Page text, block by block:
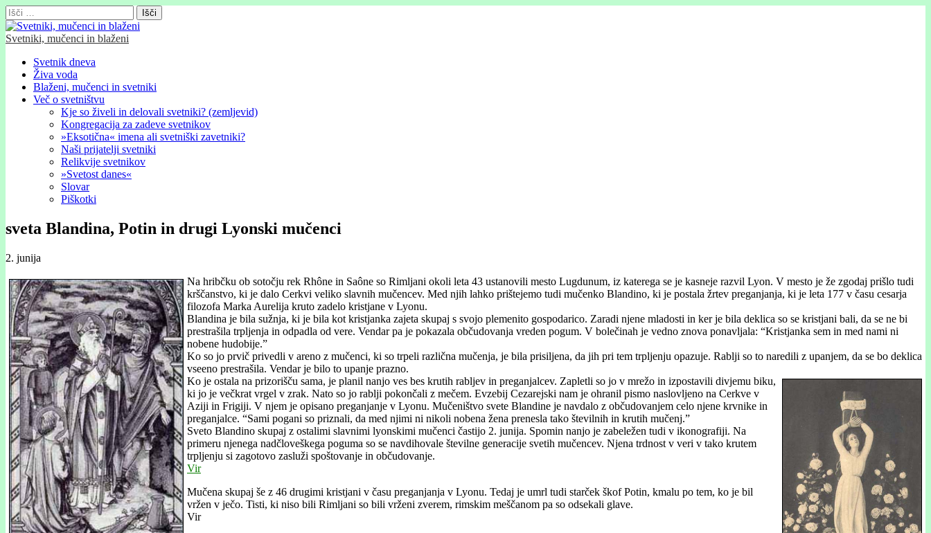
Išči:
Svetniki, mučenci in blaženi
Glavni
meni
Skip
content
Svetnik dneva
Živa voda
Blaženi, mučenci in svetniki
Več o svetništvu
Kje so živeli in delovali svetniki? (zemljevid)
Kongregacija za zadeve svetnikov
»Eksotična« imena ali svetniški zavetniki?
Naši prijatelji svetniki
Relikvije svetnikov
»Svetost danes«
Slovar
Piškotki
sveta Blandina, Potin in drugi Lyonski mučenci
2. junija
Na hribčku ob sotočju rek Rhône in Saône so Rimljani okoli leta 43 ustanovili mesto Lugdunum, iz katerega se je kasneje razvil Lyon. V mesto je že zgodaj prišlo tudi
krščanstvo, ki je dalo Cerkvi veliko slavnih mučencev. Med njih lahko prištejemo tudi mučenko Blandino, ki je postala žrtev preganjanja, ki je leta 177 v času cesarja
filozofa Marka Aurelija kruto zadelo kristjane v Lyonu.
Blandina je bila sužnja, ki je bila kot kristjanka zajeta skupaj s svojo plemenito gospodarico. Zaradi njene mladosti in ker je bila deklica so se kristjani bali, da se ne bi
prestrašila trpljenja in odpadla od vere. Vendar pa je pokazala občudovanja vreden pogum. V bolečinah je vedno znova ponavljala: “Kristjanka sem in med nami ni
nobene hudobije.”
Ko so jo prvič privedli v areno z mučenci, ki so trpeli različna mučenja, je bila prisiljena, da jih pri tem trpljenju opazuje. Rablji so to naredili z upanjem, da se bo deklica
vseeno prestrašila. Vendar je bilo to upanje prazno.
Ko je ostala na prizorišču sama, je planil nanjo ves bes krutih rabljev in preganjalcev. Zapletli so jo v mrežo in izpostavili divjemu biku,
ki jo je večkrat vrgel v zrak. Nato so jo rablji pokončali z mečem. Evzebij Cezarejski nam je ohranil pismo naslovljeno na Cerkve v
Aziji in Frigiji. V njem je opisano preganjanje v Lyonu. Mučeništvo svete Blandine je navdalo z občudovanjem celo njene krvnike in
preganjalce. “Sami pogani so priznali, da med njimi ni nikoli nobena žena prenesla tako številnih in krutih mučenj.”
Sveto Blandino skupaj z ostalimi slavnimi lyonskimi mučenci častijo 2. junija. Spomin nanjo je zabeležen tudi v ikonografiji. Na
primeru njenega nadčloveškega poguma so se navdihovale številne generacije svetih mučencev. Njena trdnost v veri v tako krutem
trpljenju si zagotovo zasluži spoštovanje in občudovanje.
Vir
Mučena skupaj še z 46 drugimi kristjani v času preganjanja v Lyonu. Tedaj je umrl tudi starček škof Potin, kmalu po tem, ko je bil
vržen v ječo. Tisti, ki niso bili Rimljani so bili vrženi zverem, rimskim meščanom pa so odsekali glave.
Vir